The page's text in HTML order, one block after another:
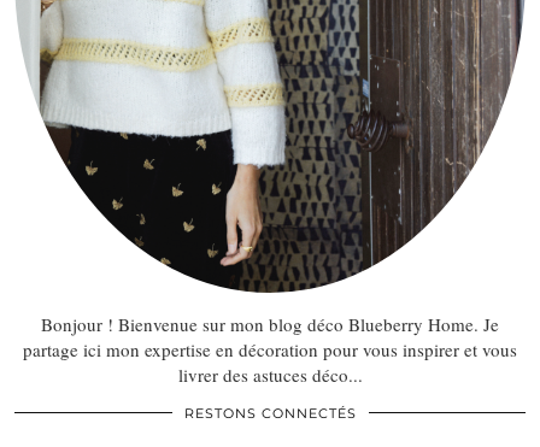
Bonjour ! Bienvenue sur mon blog déco Blueberry Home. Je
partage ici mon expertise en décoration pour vous inspirer et vous
livrer des astuces déco...
RESTONS CONNECTÉS